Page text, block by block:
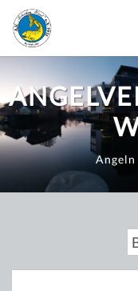
Zum
Inhalt
springen
Angeln